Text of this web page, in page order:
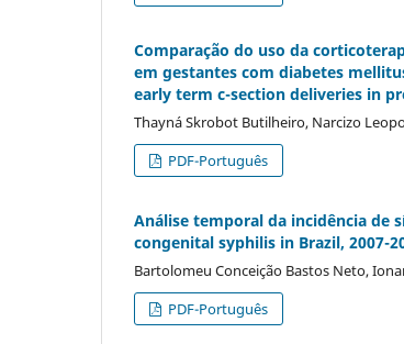
Comparação do uso da
em gestantes com diabetes
early term c-section deliveries in
Thayná Skrobot Butilheiro, Narcizo
PDF-Português
Análise temporal da incidência de
congenital syphilis in Brazil, 2007-
Bartolomeu Conceição Bastos Neto,
PDF-Português